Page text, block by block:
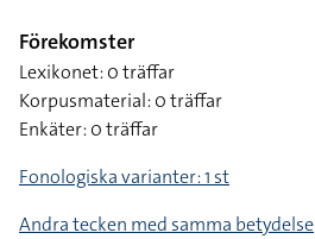
Förekomster
Lexikonet: 0 träffar
Korpusmaterial: 0 träffar
Enkäter: 0 träffar
Fonologiska varianter: 1 st
Andra tecken med samma betydelse